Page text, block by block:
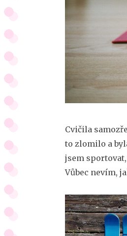
Cvičila
to zlomilo a
jsem
Vůbec nevím,